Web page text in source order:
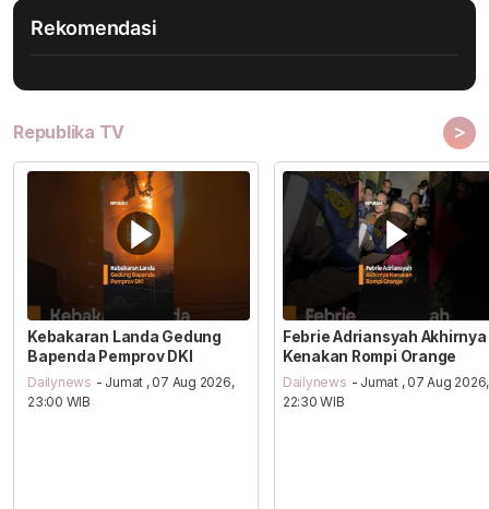
Rekomendasi
Republika TV >
Kebakaran Landa Gedung
Bapenda Pemprov DKI
Dailynews - Jumat , 07 Aug 2026,
23:00 WIB
Febrie Adriansyah Akhirnya
Kenakan Rompi Orange
Dailynews - Jumat , 07 Aug 2026,
22:30 WIB